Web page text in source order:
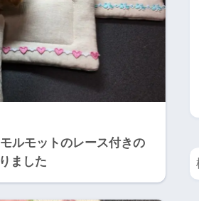
モルモットのレース付きの
ました